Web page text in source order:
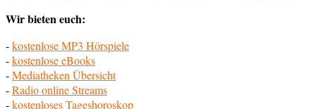
Wir bieten euch:
-kostenlose MP3 Hörspiele
-kostenlose eBooks
-Mediatheken Übersicht
-Radio online Streams
-kostenloses Tageshoroskop